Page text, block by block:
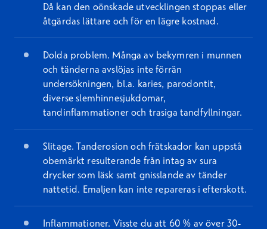
Då kan den oönskade utvecklingen stoppas eller
åtgärdas lättare och för en lägre kostnad.
Dolda problem. Många av bekymren i munnen
och tänderna avslöjas inte förrän
undersökningen, bl.a. karies, parodontit,
diverse slemhinnesjukdomar,
tandinflammationer och trasiga tandfyllningar.
Slitage. Tanderosion och frätskador kan uppstå
obemärkt resulterande från intag av sura
drycker som läsk samt gnisslande av tänder
nattetid. Emaljen kan inte repareras i efterskott.
Inflammationer. Visste du att 60 % av över 30-